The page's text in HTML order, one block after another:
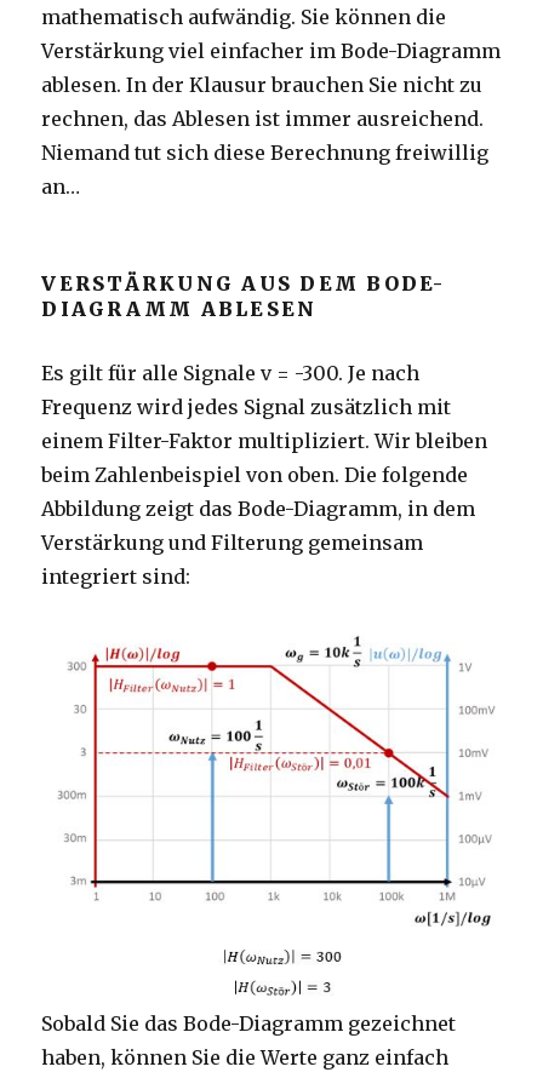
mathematisch aufwändig. Sie können die
Verstärkung viel einfacher im Bode-Diagramm
ablesen. In der Klausur brauchen Sie nicht zu
rechnen, das Ablesen ist immer ausreichend.
Niemand tut sich diese Berechnung freiwillig
an…
VERSTÄRKUNG AUS DEM BODE-
DIAGRAMM ABLESEN
Es gilt für alle Signale v = -300. Je nach
Frequenz wird jedes Signal zusätzlich mit
einem Filter-Faktor multipliziert. Wir bleiben
beim Zahlenbeispiel von oben. Die folgende
Abbildung zeigt das Bode-Diagramm, in dem
Verstärkung und Filterung gemeinsam
integriert sind:
Sobald Sie das Bode-Diagramm gezeichnet
haben, können Sie die Werte ganz einfach